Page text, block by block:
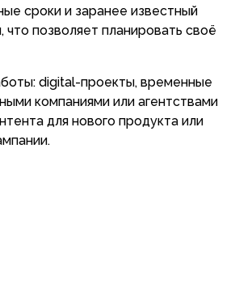
сроки и заранее известный
что позволяет планировать своё
digital-проекты, временные
компаниями или агентствами
для нового продукта или